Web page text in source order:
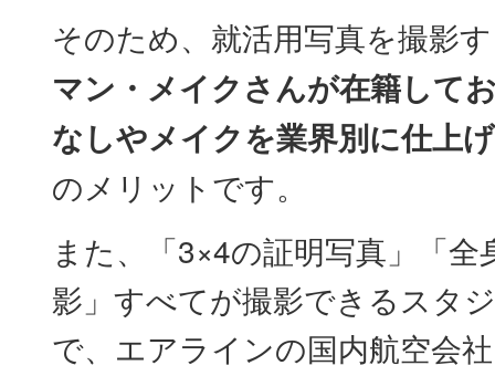
そのため、就活用写真を撮影
マン・メイクさんが在籍して
なしやメイクを業界別に仕上
のメリットです。
また、「3×4の証明写真」「全
影」すべてが撮影できるスタ
で、エアラインの国内航空会